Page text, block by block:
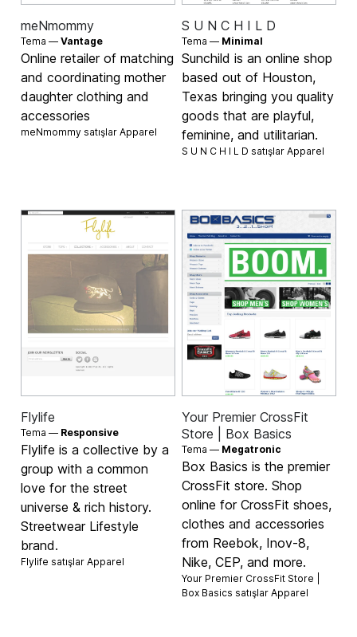
meNmommy
Tema —Vantage
Online retailer of matching
and coordinating mother
daughter clothing and
accessories
meNmommy satışlarApparel
S U N C H I L D
Tema — Minimal
Sunchild is an online shop
based out of Houston,
Texas bringing you quality
goods that are playful,
feminine, and utilitarian.
S U N C H I L D satışlar Apparel
Flylife
Tema — Responsive
Flylife is a collective by a
group with a common
love for the street
universe & rich history.
Streetwear Lifestyle
brand.
Flylife satışlarApparel
Your Premier CrossFit
Store | Box Basics
Tema — Megatronic
Box Basics is the premier
CrossFit store. Shop
online for CrossFit shoes,
clothes and accessories
from Reebok, Inov-8,
Nike, CEP, and more.
Your Premier CrossFit Store |
Box Basics satışlar Apparel